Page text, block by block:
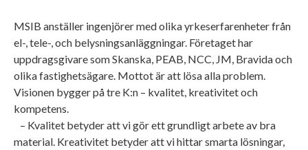
MSIB anställer ingenjörer med olika yrkeserfarenheter från
el-, tele-, och belysningsanläggningar. Företaget har
uppdragsgivare som Skanska, PEAB, NCC, JM, Bravida och
olika fastighetsägare. Mottot är att lösa alla problem.
Visionen bygger på tre K:n – kvalitet, kreativitet och
kompetens.
– Kvalitet betyder att vi gör ett grundligt arbete av bra
material. Kreativitet betyder att vi hittar smarta lösningar,